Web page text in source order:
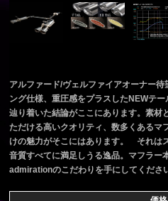
アルファード/ヴェルファイアオーナー
ング仕様、重圧感をプラスしたNEWテ
辿り着いた結論がここにあります。素材
ただける高いクオリティ、数多くあるマ
けの魅力がそこにはあります。 それは
音質すべてに満足しうる逸品。マフラー
admirationのこだわりを手にしてくださ